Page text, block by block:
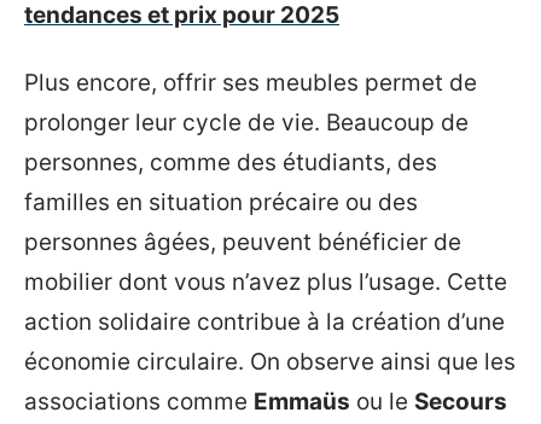
tendances et prix pour 2025
Plus encore, offrir ses meubles permet de
prolonger leur cycle de vie. Beaucoup de
personnes, comme des étudiants, des
familles en situation précaire ou des
personnes âgées, peuvent bénéficier de
mobilier dont vous n’avez plus l’usage. Cette
action solidaire contribue à la création d’une
économie circulaire. On observe ainsi que les
associations comme Emmaüs ou le Secours